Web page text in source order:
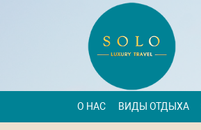
О НАС ВИДЫ ОТДЫХА